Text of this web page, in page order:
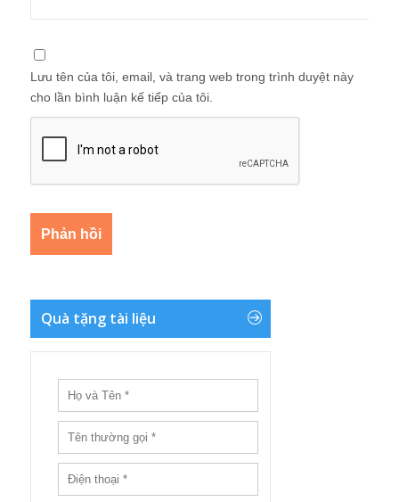
Lưu tên của tôi, email, và trang web trong trình duyệt này
cho lần bình luận kế tiếp của tôi.
Quà tặng tài liệu